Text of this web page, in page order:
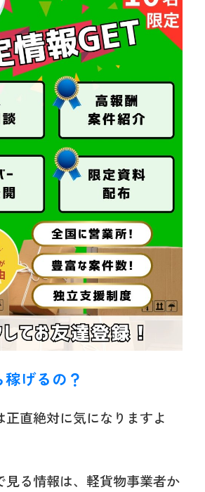
げるの？
直絶対に気になりますよ
見る情報は、軽貨物事業者か